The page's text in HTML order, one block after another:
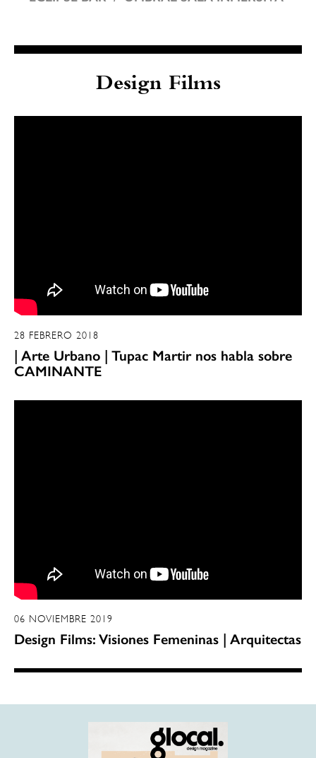
Design Films
28 FEBRERO 2018
| Arte Urbano | Tupac Martir nos habla sobre
CAMINANTE
06 NOVIEMBRE 2019
Design Films: Visiones Femeninas | Arquitectas